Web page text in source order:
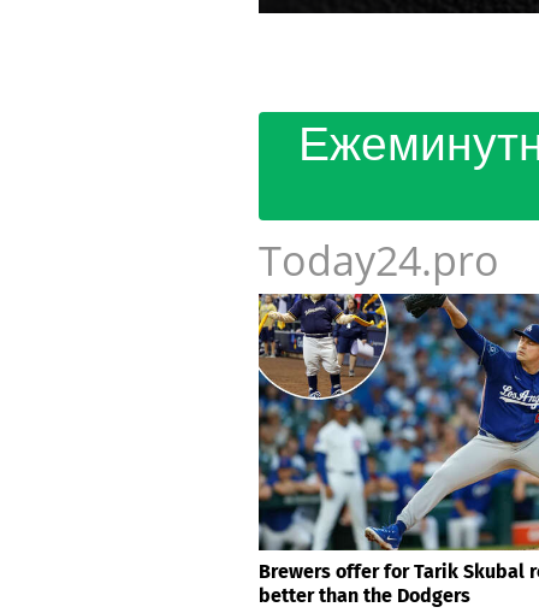
Today24.pro
Brewers offer for Tarik Skubal
better than the Dodgers